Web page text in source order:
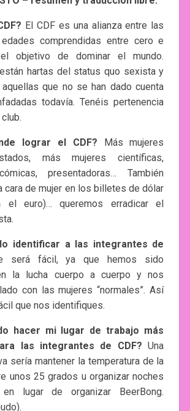
El CDF es una alianza entre las
comprendidas entre cero e
objetivo de dominar el mundo.
hartas del status quo sexista y
que no se han dado cuenta
todavía. Tenéis pertenencia
lograr el CDF? Más mujeres
más mujeres científicas,
presentadoras… También
cara de mujer en los billetes de dólar
el euro)… queremos erradicar el
identificar a las integrantes de
será fácil, ya que hemos sido
la lucha cuerpo a cuerpo y nos
con las mujeres “normales”. Así
que nos identifiques.
hacer mi lugar de trabajo más
las integrantes de CDF? Una
sería mantener la temperatura de la
unos 25 grados u organizar noches
lugar de organizar BeerBong.